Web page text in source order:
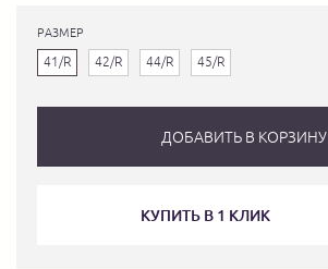
РАЗМЕР
41/R 42/R 44/R 45/R
ДОБАВИТЬ В КОРЗИНУ
КУПИТЬ В 1 КЛИК